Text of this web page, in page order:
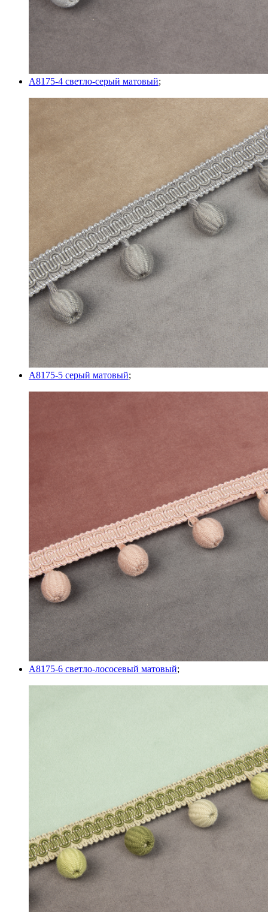
A8175-4 светло-серый матовый;
A8175-5 серый матовый;
A8175-6 светло-лососевый матовый;